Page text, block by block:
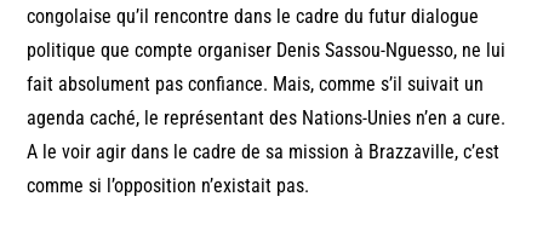
congolaise qu’il rencontre dans le cadre du futur dialogue
politique que compte organiser Denis Sassou-Nguesso, ne lui
fait absolument pas confiance. Mais, comme s’il suivait un
agenda caché, le représentant des Nations-Unies n’en a cure.
A le voir agir dans le cadre de sa mission à Brazzaville, c’est
comme si l’opposition n’existait pas.